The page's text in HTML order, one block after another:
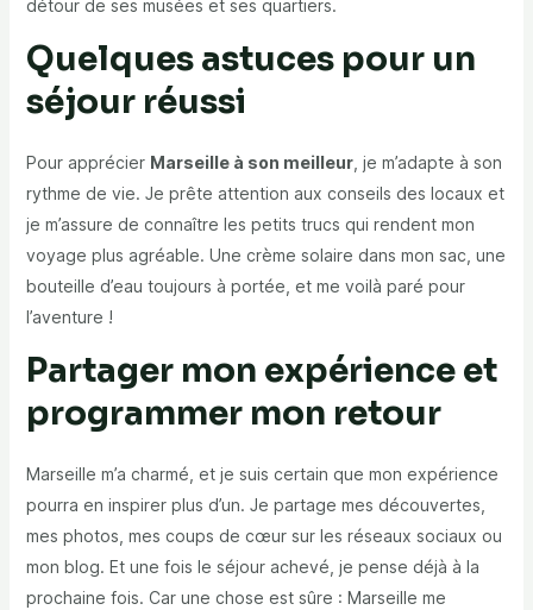
détour de ses musées et ses quartiers.
Quelques astuces pour un
séjour réussi
Pour apprécier Marseille à son meilleur, je m’adapte à son
rythme de vie. Je prête attention aux conseils des locaux et
je m’assure de connaître les petits trucs qui rendent mon
voyage plus agréable. Une crème solaire dans mon sac, une
bouteille d’eau toujours à portée, et me voilà paré pour
l’aventure !
Partager mon expérience et
programmer mon retour
Marseille m’a charmé, et je suis certain que mon expérience
pourra en inspirer plus d’un. Je partage mes découvertes,
mes photos, mes coups de cœur sur les réseaux sociaux ou
mon blog. Et une fois le séjour achevé, je pense déjà à la
prochaine fois. Car une chose est sûre : Marseille me